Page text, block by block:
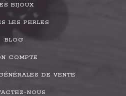
BIJOUX
LES PERLES
BLOG
COMPTE
DE VENTE
NOUS